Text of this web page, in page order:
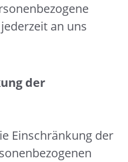
an uns
der
Einschränkung der